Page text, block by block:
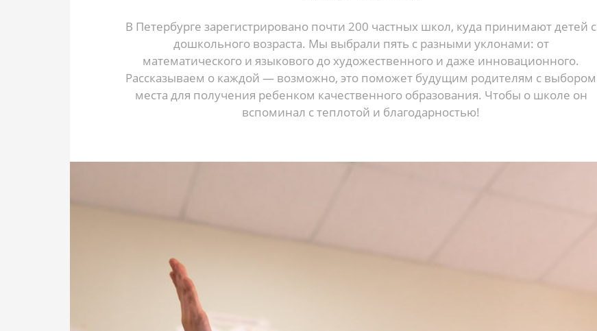
В Петербурге зарегистрировано почти 200 частных школ, куда принимают детей с
дошкольного возраста. Мы выбрали пять с разными уклонами: от
математического и языкового до художественного и даже инновационного.
Рассказываем о каждой — возможно, это поможет будущим родителям с выбором
места для получения ребенком качественного образования. Чтобы о школе он
вспоминал с теплотой и благодарностью!